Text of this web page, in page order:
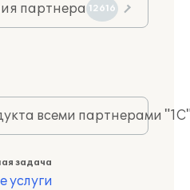
партнера 12616
всеми партнерами
задача
услуги